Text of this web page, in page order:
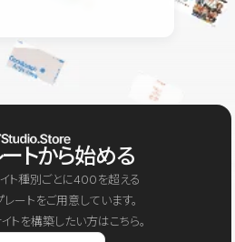
トから始める
ト種別ごとに400を超える
ートをご用意しています。
を構築したい方はこちら。